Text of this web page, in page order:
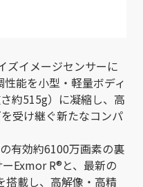
ズイメージセンサーに
能を小型・軽量ボディ
約515g）に凝縮し、高
受け継ぐ新たなコンパ
有効約6100万画素の裏
Exmor R®と、最新の
搭載し、高解像・高精